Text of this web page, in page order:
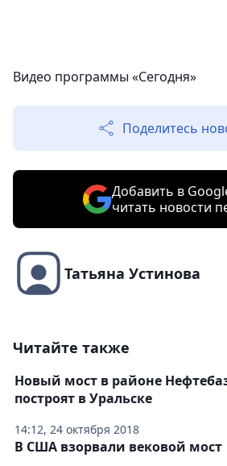
Видео программы «Сегодня»
Поделитесь
Добавить в
читать новости
Татьяна Устинова
Читайте также
14:12, 24 октября 2018
Новый мост в районе
построят в Уральске
В США взорвали вековой мост